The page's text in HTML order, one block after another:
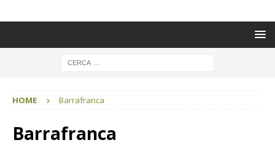
HOME Barrafranca
Barrafranca